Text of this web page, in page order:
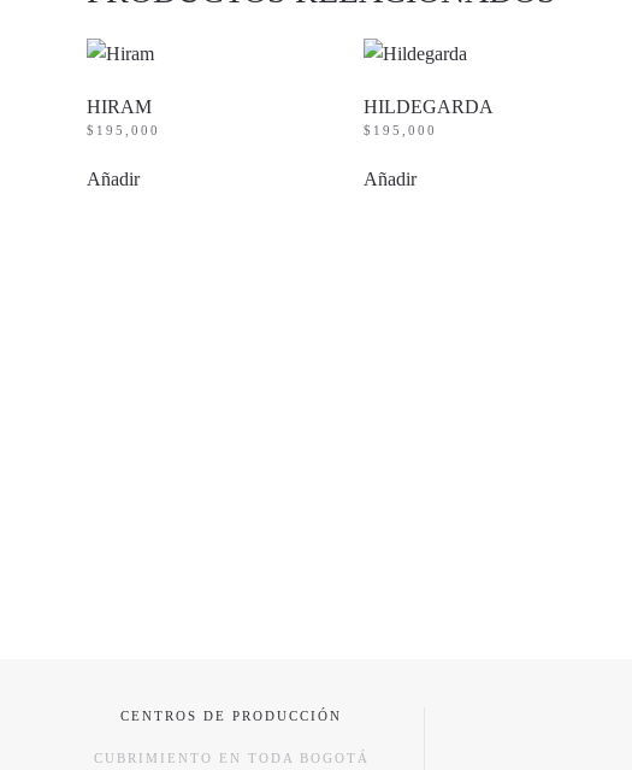
HIRAM
$ 195,000
Añadir
HILDEGARDA
$ 195,000
Añadir
CENTROS DE PRODUCCIÓN
CUBRIMIENTO EN TODA BOGOTÁ